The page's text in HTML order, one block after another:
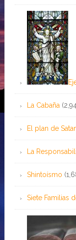
La Cabaña
El plan de
La
Shintoísmo
Siete Familias